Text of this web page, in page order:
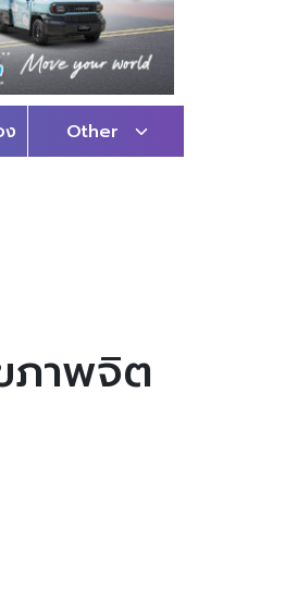
ง Other
ภาพจิต